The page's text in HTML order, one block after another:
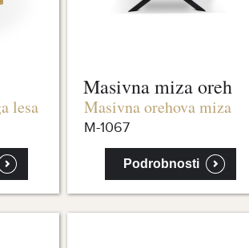
lesa
Masivna miza oreh
Masivna orehova miza
M-1067
Podrobnosti